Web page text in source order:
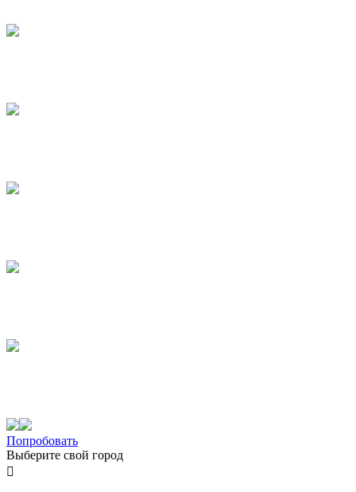
Попробовать
Выберите свой город
